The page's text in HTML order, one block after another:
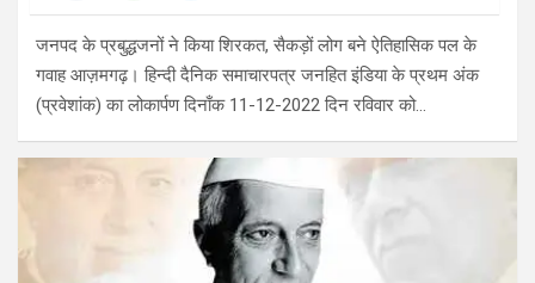
जनपद के प्रबुद्धजनों ने किया शिरकत, सैकड़ों लोग बने ऐतिहासिक पल के
गवाह आज़मगढ़। हिन्दी दैनिक समाचारपत्र जनहित इंडिया के प्रथम अंक
(प्रवेशांक) का लोकार्पण दिनाँक 11-12-2022 दिन रविवार को…